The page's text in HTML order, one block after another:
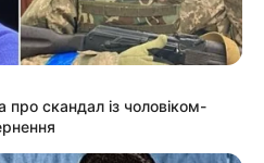
про скандал із чоловіком-